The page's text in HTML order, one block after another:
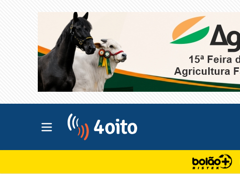
Abrir menu principal